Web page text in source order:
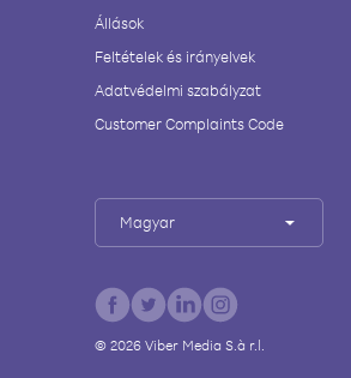
Állások
Feltételek és irányelvek
Adatvédelmi szabályzat
Customer Complaints Code
Magyar
© 2026Viber Media S.à r.l.